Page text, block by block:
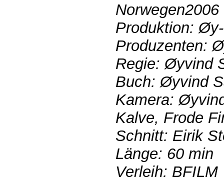
Norwegen2006
Produktion:
Produzenten:
Regie: Øyvind
Buch: Øyvind
Kamera:
Kalve, Frode
Schnitt: Eirik
Länge: 60 min
Verleih: BFILM